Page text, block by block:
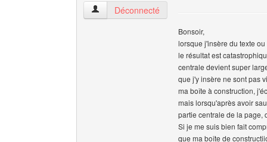
safetynvent Voir le profil de l'utilisateur
Déconnecté
Bonsoir,
lorsque j'insère du texte
le résultat est
centrale devient super
que j'y insère ne sont pas
ma boîte à construction,
mais lorsqu'après avoir
partie centrale de la page,
Si je me suis bien fait
que ma boîte de